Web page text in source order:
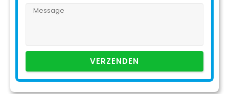
VERZENDEN